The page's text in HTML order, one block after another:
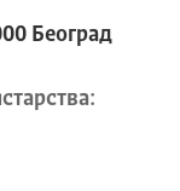
Београд